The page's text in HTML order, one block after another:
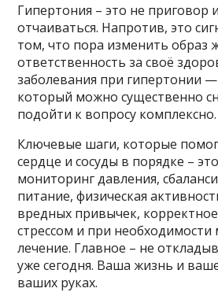
Гипертония – это не приговор
отчаиваться. Напротив, это
том, что пора изменить образ
ответственность за своё
заболевания при гипертонии
который можно существенно
подойти к вопросу комплексно.
Ключевые шаги, которые
сердце и сосуды в порядке –
мониторинг давления,
питание, физическая
вредных привычек,
стрессом и при
лечение. Главное – не
уже сегодня. Ваша жизнь и
ваших руках.